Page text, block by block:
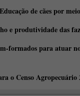
de cães por
e produtividade das
formados para atuar
o Censo Agropecuário